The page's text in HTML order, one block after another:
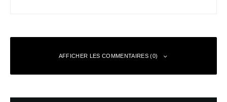
AFFICHER LES COMMENTAIRES (0)